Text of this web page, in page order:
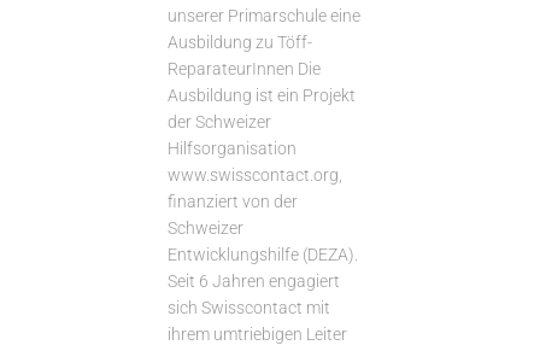
unserer Primarschule eine
Ausbildung zu Töff-
ReparateurInnen Die
Ausbildung ist ein Projekt
der Schweizer
Hilfsorganisation
www.swisscontact.org,
finanziert von der
Schweizer
Entwicklungshilfe (DEZA).
Seit 6 Jahren engagiert
sich Swisscontact mit
ihrem umtriebigen Leiter